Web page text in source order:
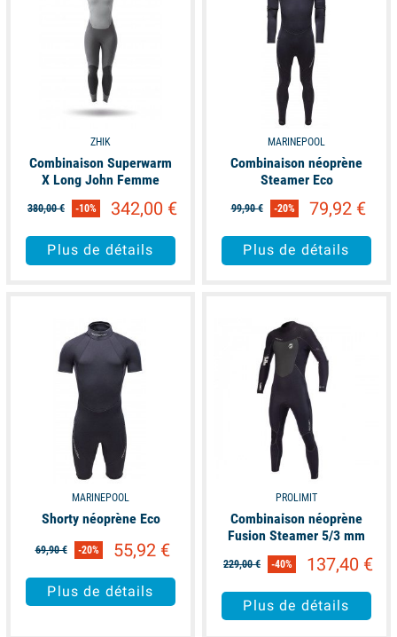
ZHIK
Combinaison Superwarm
X Long John Femme
380,00 € -10% 342,00 €
Plus de détails
MARINEPOOL
Combinaison néoprène
Steamer Eco
99,90 € -20% 79,92 €
Plus de détails
MARINEPOOL
Shorty néoprène Eco
69,90 € -20% 55,92 €
Plus de détails
PROLIMIT
Combinaison néoprène
Fusion Steamer 5/3 mm
229,00 € -40% 137,40 €
Plus de détails